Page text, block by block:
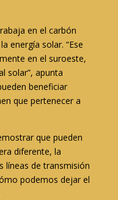
en el carbón
energía solar. “Ese
en el suroeste,
solar”, apunta
beneficiar
que pertenecer a
que pueden
diferente, la
líneas de transmisión
podemos dejar el